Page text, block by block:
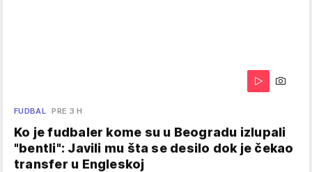
FUDBAL PRE 3 H
Ko je fudbaler kome su u Beogradu izlupali
"bentli": Javili mu šta se desilo dok je čekao
transfer u Engleskoj